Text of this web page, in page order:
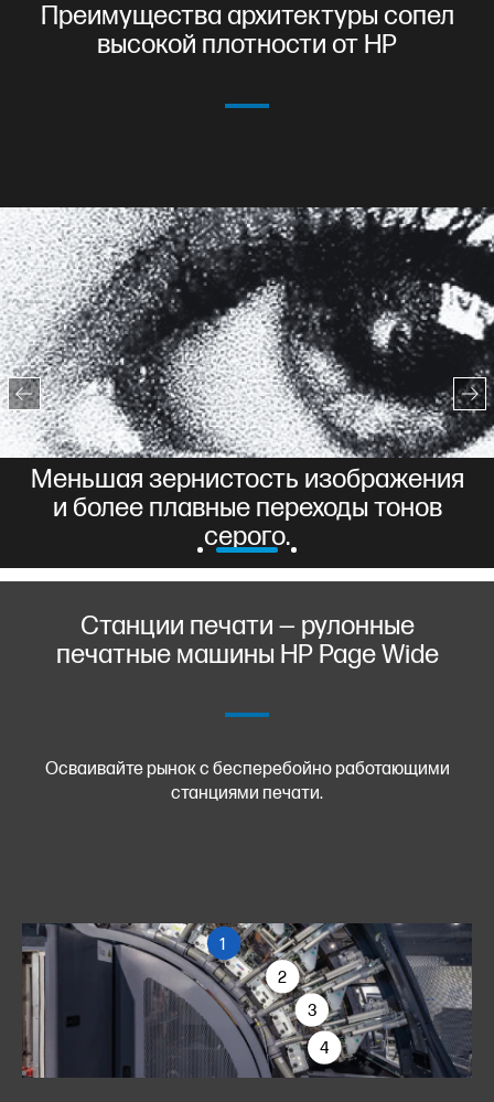
Преимущества архитектуры сопел
высокой плотности от HP
Плавные цветовые переходы,
включающие до 7 уровней полутонов
на каждый цвет, как показано в
правой части изображения.
Станции печати — рулонные
печатные машины HP Page Wide
Осваивайте рынок с бесперебойно работающими
станциями печати.
1
2
3
4